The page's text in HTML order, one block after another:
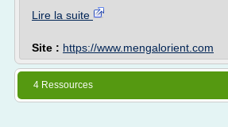
Lire la suite
Site : https://www.mengalorient.com
4 Ressources